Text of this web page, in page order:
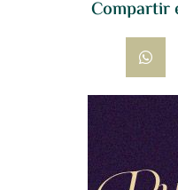
Compartir